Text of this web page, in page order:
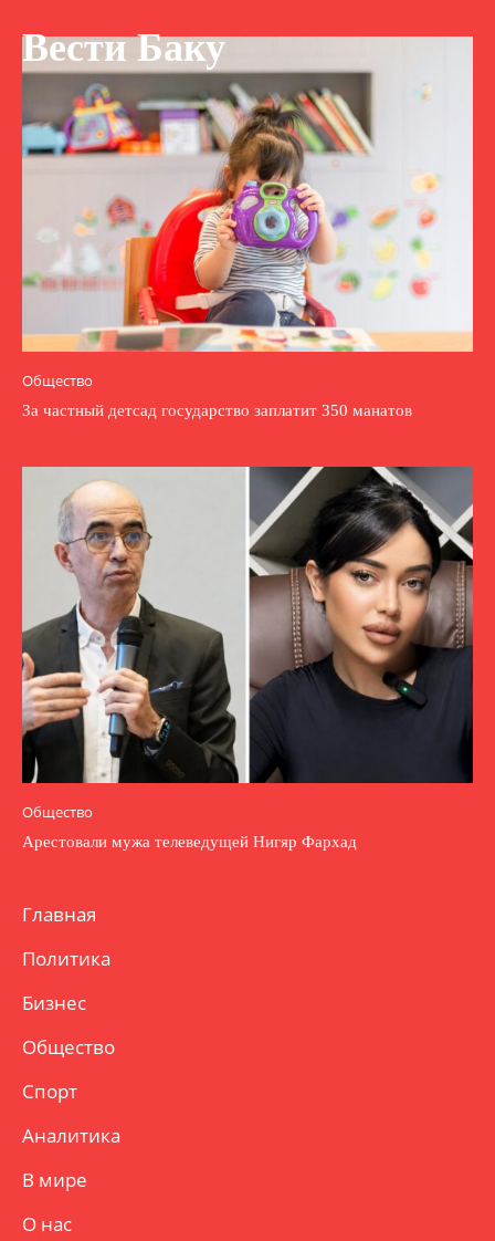
Вести Баку
Общество
За частный детсад государство заплатит 350 манатов
Общество
Арестовали мужа телеведущей Нигяр Фархад
Главная
Политика
Бизнес
Общество
Спорт
Аналитика
В мире
О нас